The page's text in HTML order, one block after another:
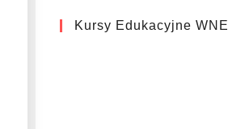
Kursy Edukacyjne WNE